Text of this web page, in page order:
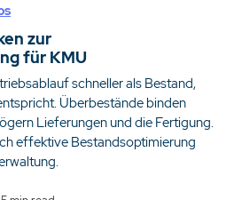
zur
für KMU
schneller als Bestand,
Überbestände binden
Lieferungen und die Fertigung.
effektive Bestandsoptimierung